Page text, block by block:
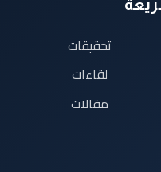
تحقيقات
لقاءات
مقالات